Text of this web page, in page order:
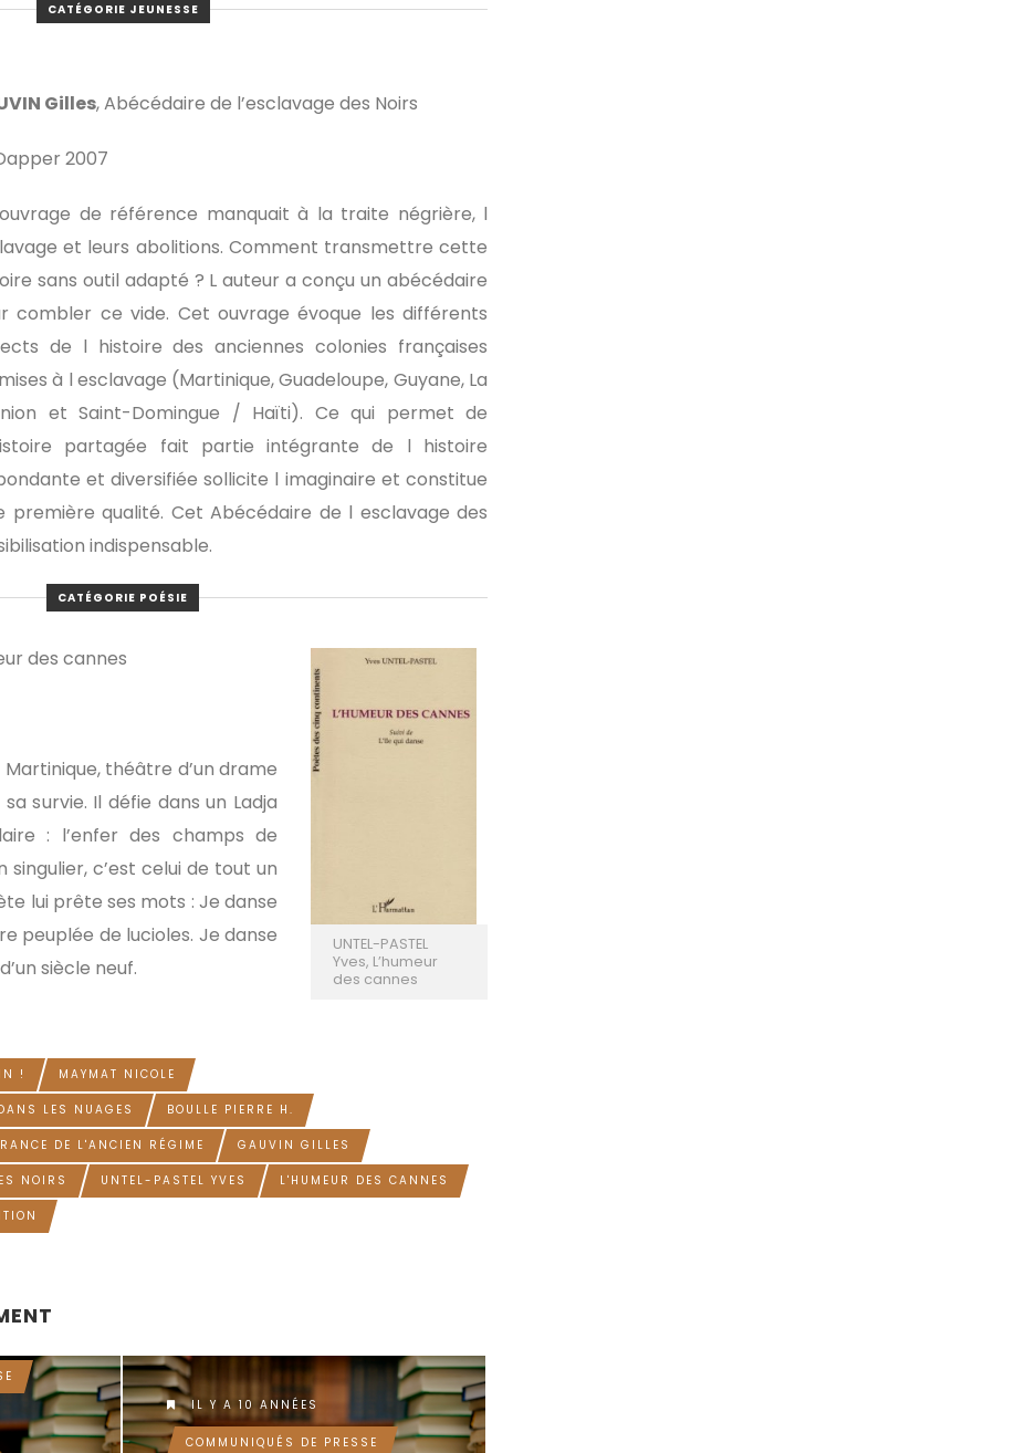
CATÉGORIE JEUNESSE
Gilles, Abécédaire de l’esclavage des Noirs
2007
de référence manquait à la traite négrière, l
et leurs abolitions. Comment transmettre cette
sans outil adapté ? L auteur a conçu un abécédaire
combler ce vide. Cet ouvrage évoque les différents
de l histoire des anciennes colonies françaises
à l esclavage (Martinique, Guadeloupe, Guyane, La
et Saint-Domingue / Haïti). Ce qui permet de
partagée fait partie intégrante de l histoire
et diversifiée sollicite l imaginaire et constitue
première qualité. Cet Abécédaire de l esclavage des
indispensable.
CATÉGORIE POÉSIE
UNTEL-PASTEL
Yves, L’humeur
des cannes
des cannes
théâtre d’un drame
survie. Il défie dans un Ladja
: l’enfer des champs de
c’est celui de tout un
lui prête ses mots : Je danse
peuplée de lucioles. Je danse
siècle neuf.
! MAYMAT NICOLE
LES NUAGES BOULLE PIERRE H.
DE L'ANCIEN RÉGIME GAUVIN GILLES
NOIRS UNTEL-PASTEL YVES L'HUMEUR DES CANNES
IL Y A 10 ANNÉES
COMMUNIQUÉS DE PRESSE